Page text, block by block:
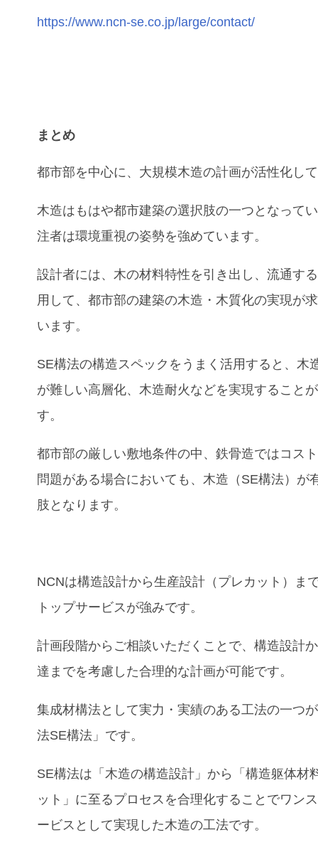
https://www.ncn-se.co.jp/large/contact/
まとめ
都市部を中心に、大規模木造の計画が活性化し
木造はもはや都市建築の選択肢の一つとなって
注者は環境重視の姿勢を強めています。
設計者には、木の材料特性を引き出し、流通す
用して、都市部の建築の木造・木質化の実現が
います。
SE構法の構造スペックをうまく活用すると、木
が難しい高層化、木造耐火などを実現すること
す。
都市部の厳しい敷地条件の中、鉄骨造ではコス
問題がある場合においても、木造（SE構法）が
肢となります。
NCNは構造設計から生産設計（プレカット）ま
トップサービスが強みです。
計画段階からご相談いただくことで、構造設計
達までを考慮した合理的な計画が可能です。
集成材構法として実力・実績のある工法の一つ
法SE構法」です。
SE構法は「木造の構造設計」から「構造躯体材
ット」に至るプロセスを合理化することでワン
ービスとして実現した木造の工法です。